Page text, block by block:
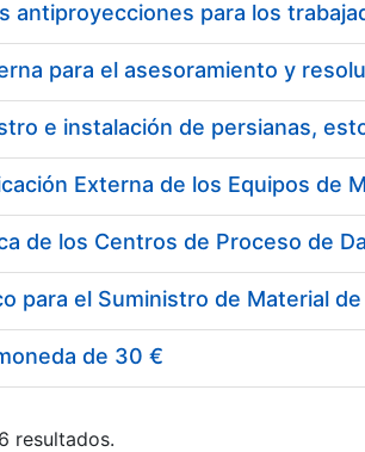
e instalación de persianas,
de 30 €
resultados.